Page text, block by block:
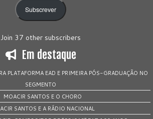
Subscrever
Join 37 other subscribers
Em destaque
PLATAFORMA EAD E PRIMEIRA PÓS-GRADUAÇÃO NO
SEGMENTO
MOACIR SANTOS E O CHORO
SANTOS E A RÁDIO NACIONAL